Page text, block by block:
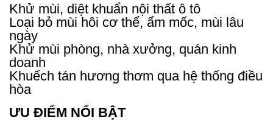
Khử mùi, diệt khuẩn nội thất ô tô
Loại bỏ mùi hôi cơ thể, ẩm mốc, mùi lâu
ngày
Khử mùi phòng, nhà xưởng, quán kinh
doanh
Khuếch tán hương thơm qua hệ thống điều
hòa
ƯU ĐIỂM NỔI BẬT